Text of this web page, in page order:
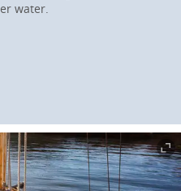
water.